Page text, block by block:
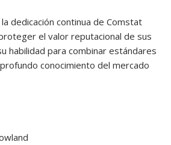
dedicación continua de Comstat
el valor reputacional de sus
habilidad para combinar estándares
conocimiento del mercado